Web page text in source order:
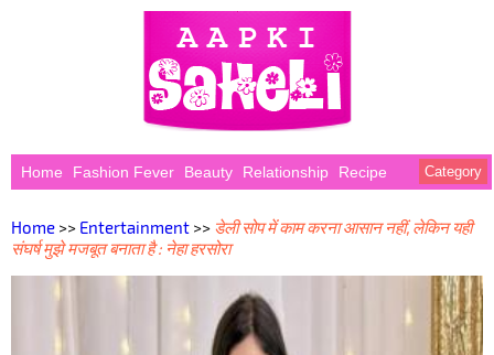
Home Fashion Fever Beauty Relationship Recipe Category
Home >> Entertainment >> डेली सोप में काम करना आसान नहीं, लेकिन यही
संघर्ष मुझे मजबूत बनाता है : नेहा हरसोरा